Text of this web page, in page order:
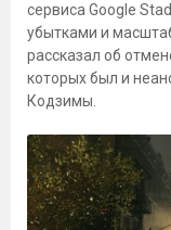
сервиса Google
убытками и
рассказал об
которых был и
Кодзимы.